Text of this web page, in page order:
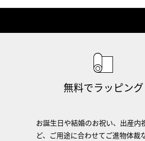
無料でラッピング
お誕生日や結婚のお祝い、出産内
ど、ご用途に合わせてご進物体裁